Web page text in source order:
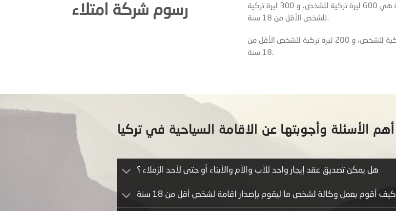
رسوم شركة امتلاء
رسوم شركة امتلاء لإصدار اقامة سياحية في تركيا لأول مرة هي 600 ليرة تركية للشخص، و 300 ليرة تركية
للشخص الأقل من 18 سنة.
ورسوم شركة امتلاء لتمديد الاقامة السياحية هي 350 ليرة تركية للشخص، و 200 ليرة تركية للشخص الأقل من
18 سنة.
أهم الأسئلة وأجوبتها عن الاقامة السياحية في تركيا
هل يمكن تصديق عقد إيجار واحد للأب والأم والأبناء أو حتى لأحد الزملاء ؟
كيف أقوم بعمل وكالة لشخص ما ليقوم بإصدار اقامة لشخص أقل من 18 سنة